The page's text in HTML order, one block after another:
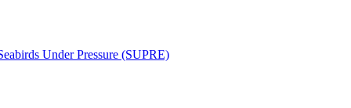
Under Pressure (SUPRE)